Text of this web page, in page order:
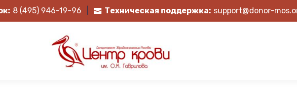
8 (495) 946-19-96 Техническая поддержка: support@donor-